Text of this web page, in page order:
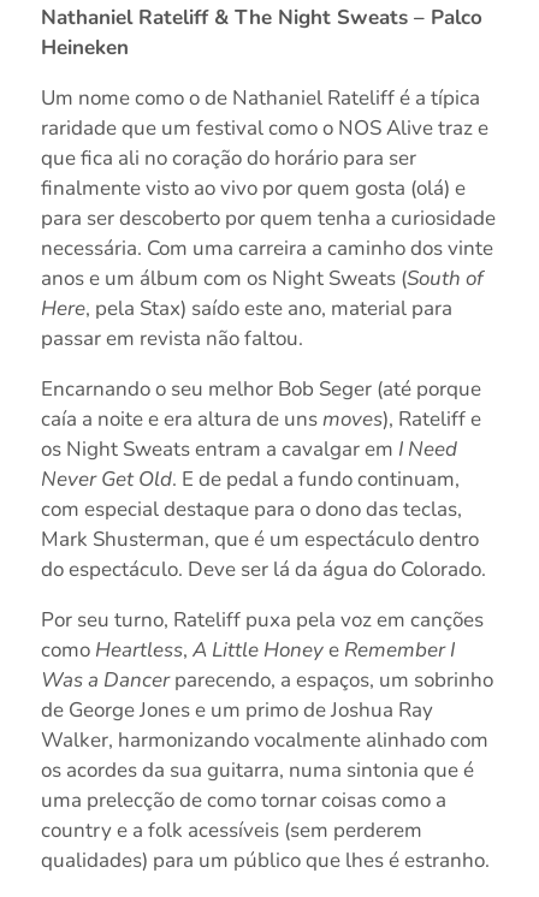
Nathaniel Rateliff & The Night Sweats – Palco
Heineken
Um nome como o de Nathaniel Rateliff é a típica
raridade que um festival como o NOS Alive traz e
que fica ali no coração do horário para ser
finalmente visto ao vivo por quem gosta (olá) e
para ser descoberto por quem tenha a curiosidade
necessária. Com uma carreira a caminho dos vinte
anos e um álbum com os Night Sweats (South of
Here, pela Stax) saído este ano, material para
passar em revista não faltou.
Encarnando o seu melhor Bob Seger (até porque
caía a noite e era altura de unsmoves), Rateliff e
os Night Sweats entram a cavalgar em I Need
Never Get Old. E de pedal a fundo continuam,
com especial destaque para o dono das teclas,
Mark Shusterman, que é um espectáculo dentro
do espectáculo. Deve ser lá da água do Colorado.
Por seu turno, Rateliff puxa pela voz em canções
como Heartless, A Little Honeye Remember I
Was a Dancerparecendo, a espaços, um sobrinho
de George Jones e um primo de Joshua Ray
Walker, harmonizando vocalmente alinhado com
os acordes da sua guitarra, numa sintonia que é
uma prelecção de como tornar coisas como a
country e a folk acessíveis (sem perderem
qualidades) para um público que lhes é estranho.